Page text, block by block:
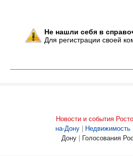
Не нашли себя в
Для регистрации своей
Новости и события
на-Дону
Недвижимость
Дону
Голосования